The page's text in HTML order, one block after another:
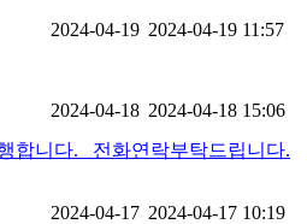
2024-04-19 2024-04-19 11:57
2024-04-18 2024-04-18 15:06
합니다. 전화연락부탁드립니다.
2024-04-17 2024-04-17 10:19